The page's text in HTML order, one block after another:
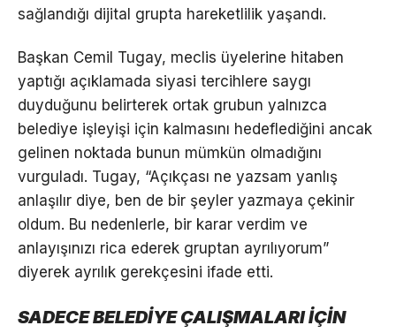
sağlandığı dijital grupta hareketlilik yaşandı.
Başkan Cemil Tugay, meclis üyelerine hitaben
yaptığı açıklamada siyasi tercihlere saygı
duyduğunu belirterek ortak grubun yalnızca
belediye işleyişi için kalmasını hedeflediğini ancak
gelinen noktada bunun mümkün olmadığını
vurguladı. Tugay, “Açıkçası ne yazsam yanlış
anlaşılır diye, ben de bir şeyler yazmaya çekinir
oldum. Bu nedenlerle, bir karar verdim ve
anlayışınızı rica ederek gruptan ayrılıyorum”
diyerek ayrılık gerekçesini ifade etti.
SADECE BELEDİYE ÇALIŞMALARI İÇİN